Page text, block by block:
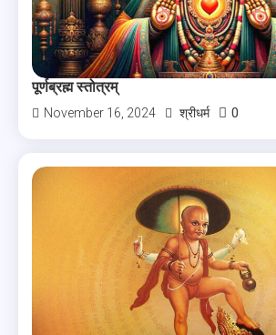
पूर्णब्रह्म स्तोत्रम्
November 16, 2024 श्रीधर्म 0